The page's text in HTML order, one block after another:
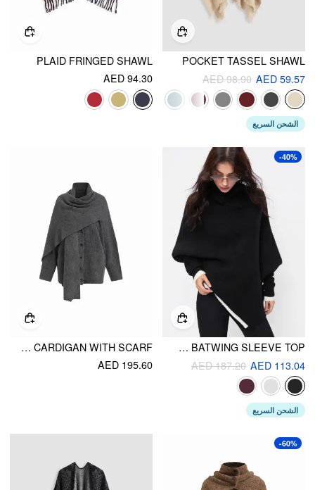
POCKET TASSEL SHAWL
AED 59.57
AED 98.90
الشحن السريع
PLAID FRINGED SHAWL
AED 94.30
-40%
KNIT ASYMMETRICAL NECK OVERSIZED TWO TONE BATWING SLEEVE TOP
AED 113.04
AED 187.20
الشحن السريع
KNIT WOOL-BLEND V-NECK LONG SLEEVE BUTTON OVERSIZED CARDIGAN WITH SCARF
AED 195.60
-60%